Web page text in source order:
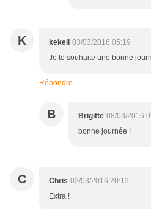
K kekeli 03/03/2016 05:19
Je te souhaite une bonne
Répondre
B Brigitte 08/03/2016
bonne journée !
C Chris 02/03/2016 20:13
Extra !